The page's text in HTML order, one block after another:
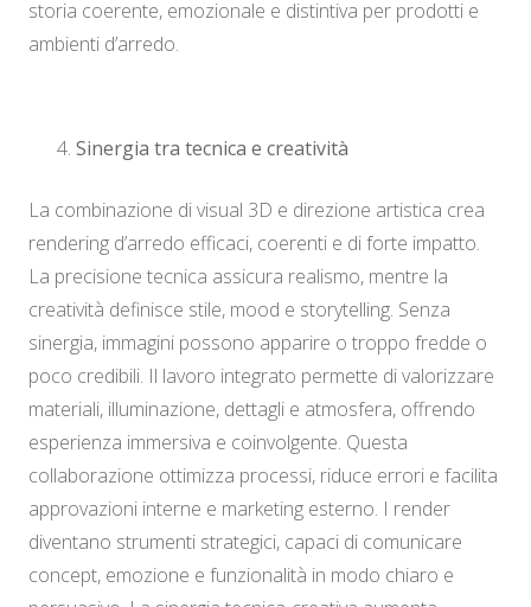
storia coerente, emozionale e distintiva per prodotti e
ambienti d’arredo.
Sinergia tra tecnica e creatività
La combinazione di visual 3D e direzione artistica crea
rendering d’arredo efficaci, coerenti e di forte impatto.
La precisione tecnica assicura realismo, mentre la
creatività definisce stile, mood e storytelling. Senza
sinergia, immagini possono apparire o troppo fredde o
poco credibili. Il lavoro integrato permette di valorizzare
materiali, illuminazione, dettagli e atmosfera, offrendo
esperienza immersiva e coinvolgente. Questa
collaborazione ottimizza processi, riduce errori e facilita
approvazioni interne e marketing esterno. I render
diventano strumenti strategici, capaci di comunicare
concept, emozione e funzionalità in modo chiaro e